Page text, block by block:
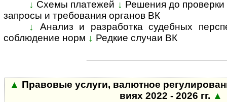
↓ Схемы платежей ↓ Решения до
запросы и требования органов ВК
↓
Анализ и разработка судебных
соблюдение норм ↓ Редкие случаи ВК
▲ Пра­во­вые услуги, валютное
виях 2022 - 2026 гг. ▲